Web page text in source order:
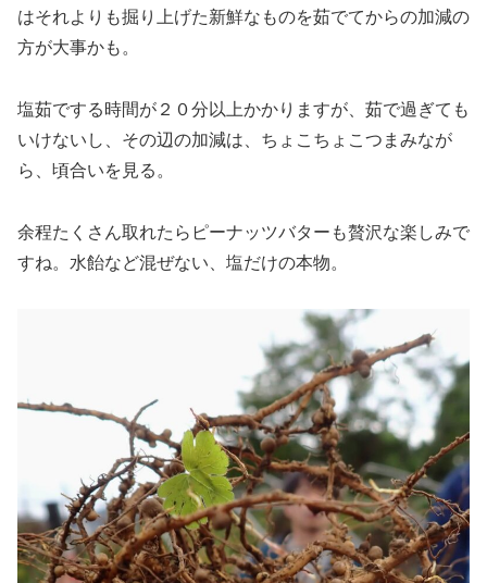
はそれよりも掘り上げた新鮮なものを茹でてからの加減の
方が大事かも。
塩茹でする時間が２０分以上かかりますが、茹で過ぎても
いけないし、その辺の加減は、ちょこちょこつまみなが
ら、頃合いを見る。
余程たくさん取れたらピーナッツバターも贅沢な楽しみで
すね。水飴など混ぜない、塩だけの本物。